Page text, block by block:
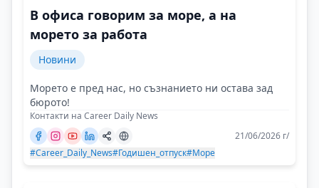
В офиса говорим за море, а на
морето за работа
Новини
Морето е пред нас, но съзнанието ни остава зад
бюрото!
Контакти на Career Daily News
21/06/2026 г/
#Career_Daily_News#Годишен_отпуск#Море